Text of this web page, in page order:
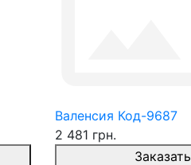
Валенсия Код-9687
2 481 грн.
Заказать